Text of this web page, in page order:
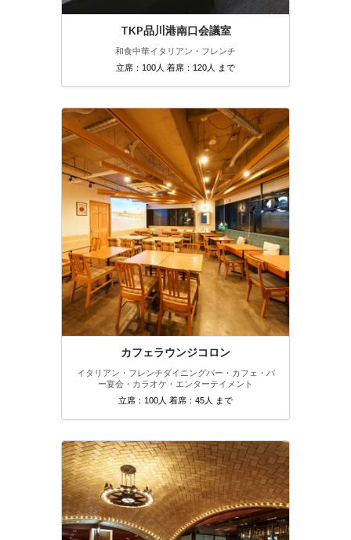
TKP品川港南口会議室
和食中華イタリアン・フレンチ
立席：100人 着席：120人 まで
カフェラウンジコロン
イタリアン・フレンチダイニングバー・カフェ・バ
ー宴会・カラオケ・エンターテイメント
立席：100人 着席：45人 まで